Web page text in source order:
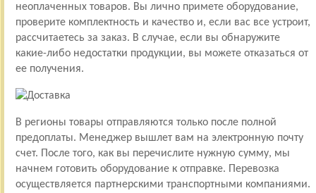
неоплаченных товаров. Вы лично примете оборудование,
проверите комплектность и качество и, если вас все устроит,
рассчитаетесь за заказ. В случае, если вы обнаружите
какие-либо недостатки продукции, вы можете отказаться от
ее получения.
В регионы товары отправляются только после полной
предоплаты. Менеджер вышлет вам на электронную почту
счет. После того, как вы перечислите нужную сумму, мы
начнем готовить оборудование к отправке. Перевозка
осуществляется партнерскими транспортными компаниями.